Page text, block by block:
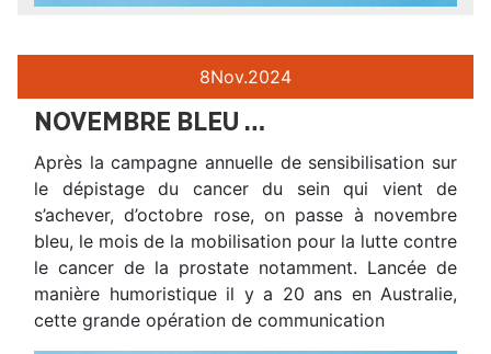
8Nov.2024
NOVEMBRE BLEU …
Après la campagne annuelle de sensibilisation sur
le dépistage du cancer du sein qui vient de
s’achever, d’octobre rose, on passe à novembre
bleu, le mois de la mobilisation pour la lutte contre
le cancer de la prostate notamment. Lancée de
manière humoristique il y a 20 ans en Australie,
cette grande opération de communication